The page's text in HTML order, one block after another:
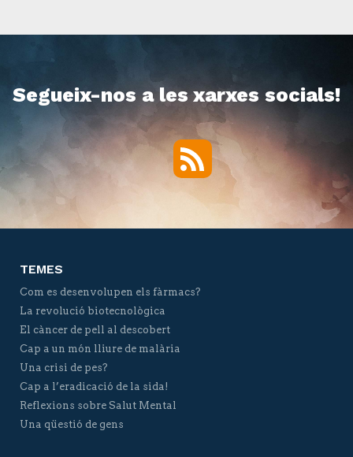
Segueix-nos a les xarxes socials!
RSS
TEMES
Com es desenvolupen els fàrmacs?
La revolució biotecnològica
El càncer de pell al descobert
Cap a un món lliure de malària
Una crisi de pes?
Cap a l’eradicació de la sida!
Reflexions sobre Salut Mental
Una qüestió de gens